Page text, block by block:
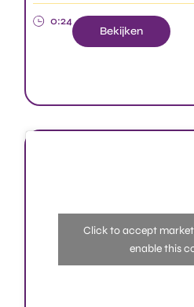
0:24
Bekijken
enable this